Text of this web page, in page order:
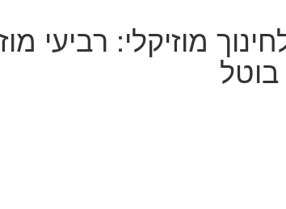
מוזיקלי: רביעי
בוטל